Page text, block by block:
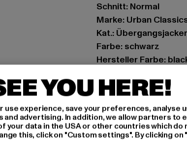
Schnitt: Normal
Marke: Urban
Kat.:
Farbe: schwarz
Hersteller Farbe:
Art.Nr: TB7016-00825
Hersteller: TB
Dr.-Robert-Murjahn-
YOU HERE!
experience, save your preferences, analyse
advertising. In addition, we allow partners to
your data in the USA or other countries which do
this, click on "Custom settings". By clicking